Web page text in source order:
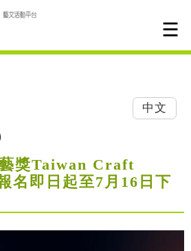
中文
藝獎Taiwan Craft
名即日起至7月16日下